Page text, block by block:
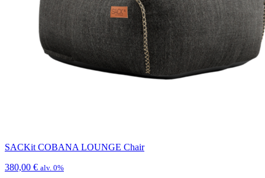
SACKit COBANA LOUNGE Chair
380,00 € alv. 0%